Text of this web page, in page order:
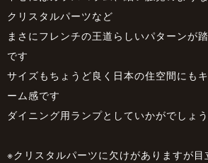
クリスタルパーツなど
まさにフレンチの王道らしいパターンが
です
サイズもちょうど良く日本の住空間にも
ーム感です
ダイニング用ランプとしていかがでしょ
※クリスタルパーツに欠けがありますが